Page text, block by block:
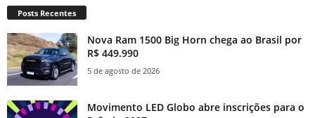
Posts Recentes
Nova Ram 1500 Big Horn chega ao Brasil por
R$ 449.990
5 de agosto de 2026
Movimento LED Globo abre inscrições para o